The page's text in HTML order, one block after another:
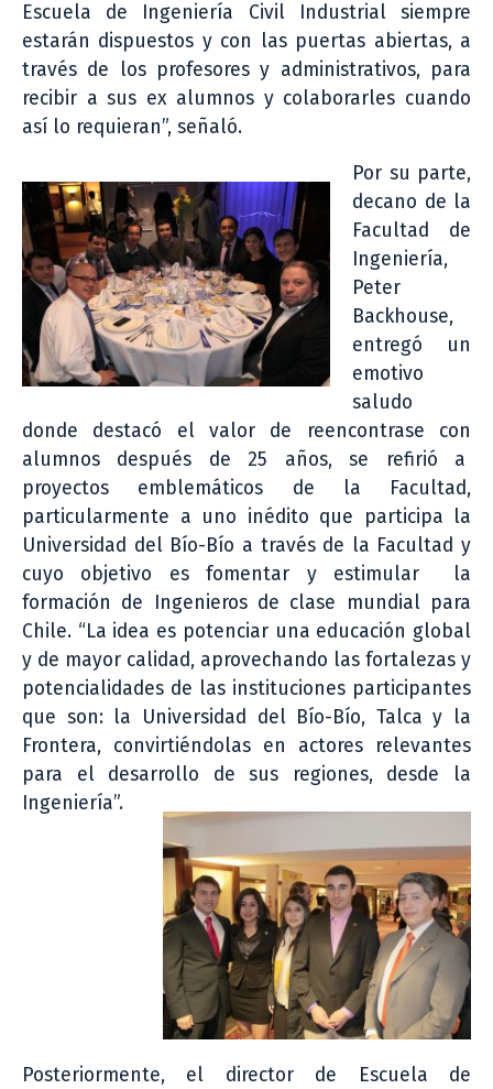
Escuela de Ingeniería Civil Industrial siempre
estarán dispuestos y con las puertas abiertas, a
través de los profesores y administrativos, para
recibir a sus ex alumnos y colaborarles cuando
así lo requieran”, señaló.
Por su parte,
decano de la
Facultad de
Ingeniería,
Peter
Backhouse,
entregó un
emotivo
saludo
donde destacó el valor de reencontrase con
alumnos después de 25 años, se refirió a
proyectos emblemáticos de la Facultad,
particularmente a uno inédito que participa la
Universidad del Bío-Bío a través de la Facultad y
cuyo objetivo es fomentar y estimular la
formación de Ingenieros de clase mundial para
Chile. “La idea es potenciar una educación global
y de mayor calidad, aprovechando las fortalezas y
potencialidades de las instituciones participantes
que son: la Universidad del Bío-Bío, Talca y la
Frontera, convirtiéndolas en actores relevantes
para el desarrollo de sus regiones, desde la
Ingeniería”.
Posteriormente, el director de Escuela de